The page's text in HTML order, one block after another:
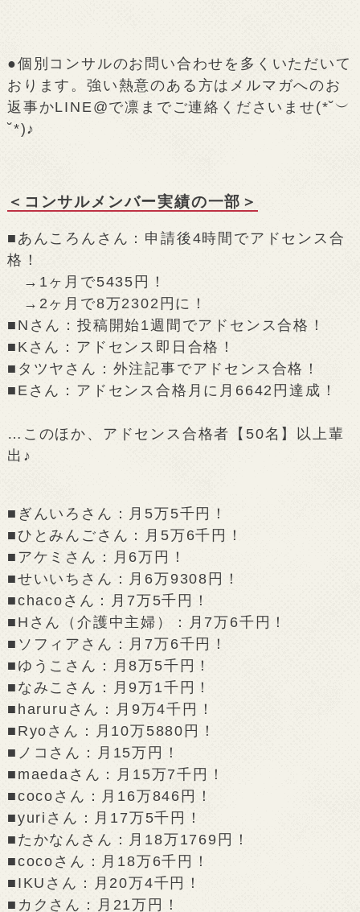
●個別コンサルのお問い合わせを多くいただいて
おります。強い熱意のある方はメルマガへのお
返事かLINE@で凛までご連絡くださいませ(*˘︶
˘*)♪
＜コンサルメンバー実績の一部＞
■あんころんさん：申請後4時間でアドセンス合
格！
→1ヶ月で5435円！
→2ヶ月で8万2302円に！
■Nさん：投稿開始1週間でアドセンス合格！
■Kさん：アドセンス即日合格！
■タツヤさん：外注記事でアドセンス合格！
■Eさん：アドセンス合格月に月6642円達成！
…このほか、アドセンス合格者【50名】以上輩
出♪
■ぎんいろさん：月5万5千円！
■ひとみんごさん：月5万6千円！
■アケミさん：月6万円！
■せいいちさん：月6万9308円！
■chacoさん：月7万5千円！
■Hさん（介護中主婦）：月7万6千円！
■ソフィアさん：月7万6千円！
■ゆうこさん：月8万5千円！
■なみこさん：月9万1千円！
■haruruさん：月9万4千円！
■Ryoさん：月10万5880円！
■ノコさん：月15万円！
■maedaさん：月15万7千円！
■cocoさん：月16万846円！
■yuriさん：月17万5千円！
■たかなんさん：月18万1769円！
■cocoさん：月18万6千円！
■IKUさん：月20万4千円！
■カクさん：月21万円！